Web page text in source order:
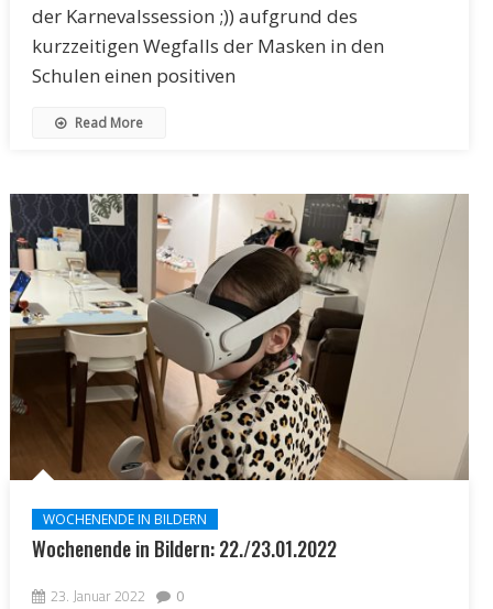
der Karnevalssession ;)) aufgrund des
kurzzeitigen Wegfalls der Masken in den
Schulen einen positiven
Read More
WOCHENENDE IN BILDERN
Wochenende in Bildern: 22./23.01.2022
23. Januar 2022 0